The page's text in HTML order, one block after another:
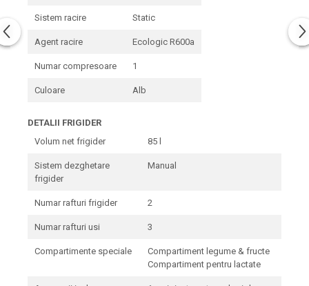
Sistem racire Static
Agent racire Ecologic R600a
Numar compresoare 1
Culoare Alb
DETALII FRIGIDER
Volum net frigider
85 l
Sistem dezghetare
frigider
Manual
Numar rafturi frigider 2
Numar rafturi usi 3
Compartimente speciale
Compartiment legume & fructe
Compartiment pentru lactate